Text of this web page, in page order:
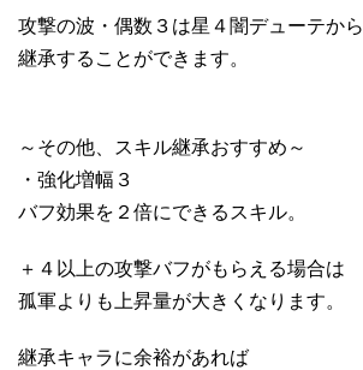
攻撃の波・偶数３は星４闇デューテから
継承することができます。
～その他、スキル継承おすすめ～
・強化増幅３
バフ効果を２倍にできるスキル。
＋４以上の攻撃バフがもらえる場合は
孤軍よりも上昇量が大きくなります。
継承キャラに余裕があれば